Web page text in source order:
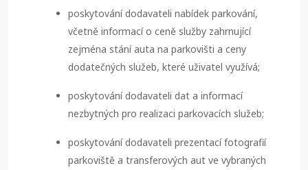
poskytování dodavateli nabídek parkování,
včetně informací o ceně služby zahrnující
zejména stání auta na parkovišti a ceny
dodatečných služeb, které uživatel využívá;
poskytování dodavateli dat a informací
nezbytných pro realizaci parkovacích služeb;
poskytování dodavateli prezentací fotografií
parkoviště a transferových aut ve vybraných